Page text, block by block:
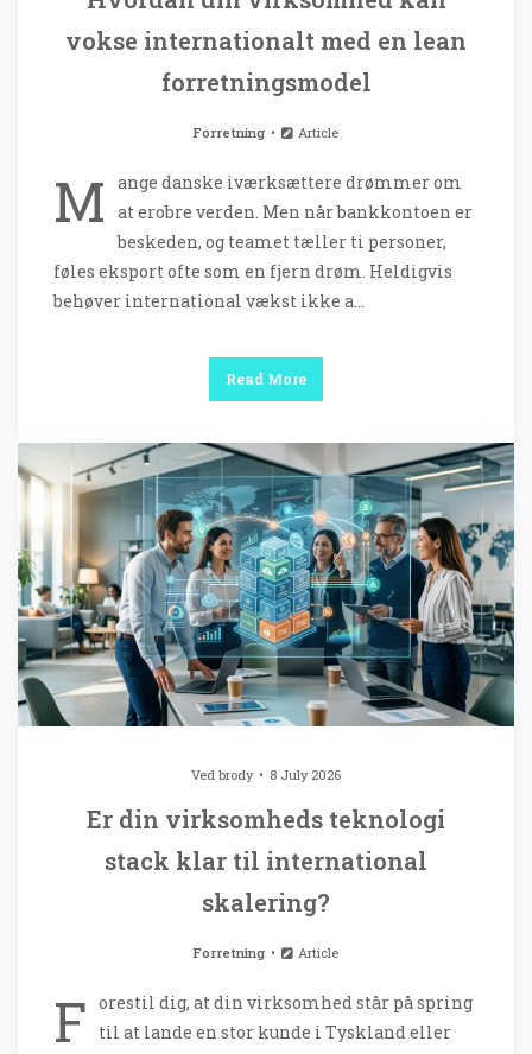
vokse internationalt med en lean
forretningsmodel
Forretning Article
M
ange danske iværksættere drømmer om
at erobre verden. Men når bankkontoen er
beskeden, og teamet tæller ti personer,
føles eksport ofte som en fjern drøm. Heldigvis
behøver international vækst ikke a…
Read More
Ved brody 8 July 2026
Er din virksomheds teknologi
stack klar til international
skalering?
Forretning Article
F orestil dig, at din virksomhed står på spring
til at lande en stor kunde i Tyskland eller